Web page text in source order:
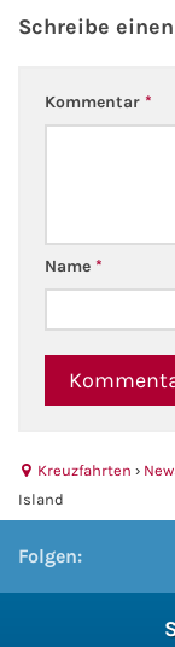
Schreibe
Kommentar *
Name *
Kreuzfahrten ›
Island
Folgen: